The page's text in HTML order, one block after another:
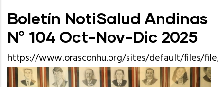
Boletín NotiSalud Andinas
N° 104 Oct-Nov-Dic 2025
https://www.orasconhu.org/sites/default/files/